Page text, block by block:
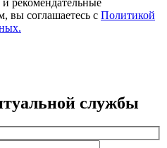
вы соглашаетесь с Политикой
службы